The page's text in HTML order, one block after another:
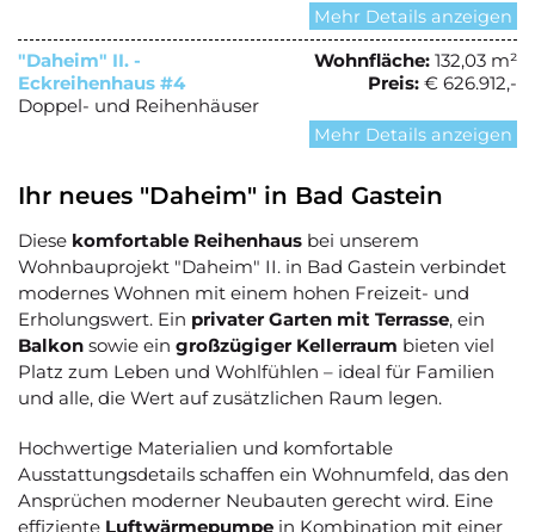
Mehr Details anzeigen
"Daheim" II. -
Eckreihenhaus #4
Doppel- und Reihenhäuser
Wohnfläche: 132,03 m²
Preis: € 626.912,-
Mehr Details anzeigen
Ihr neues "Daheim" in Bad Gastein
Diese komfortable Reihenhaus bei unserem
Wohnbauprojekt "Daheim" II. in Bad Gastein verbindet
modernes Wohnen mit einem hohen Freizeit- und
Erholungswert. Ein privater Garten mit Terrasse, ein
Balkon sowie ein großzügiger Kellerraum bieten viel
Platz zum Leben und Wohlfühlen – ideal für Familien
und alle, die Wert auf zusätzlichen Raum legen.
Hochwertige Materialien und komfortable
Ausstattungsdetails schaffen ein Wohnumfeld, das den
Ansprüchen moderner Neubauten gerecht wird. Eine
effiziente Luftwärmepumpe in Kombination mit einer